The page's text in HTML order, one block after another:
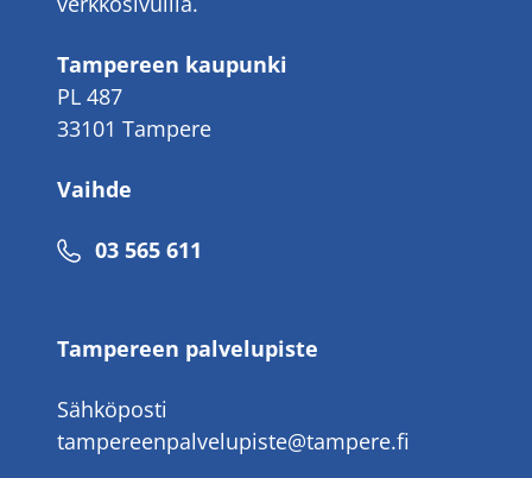
Tampereen kaupunki
PL 487
33101 Tampere
Vaihde
Puhelinnumero
03 565 611
Tampereen palvelupiste
Sähköposti
tampereenpalvelupiste@tampere.fi